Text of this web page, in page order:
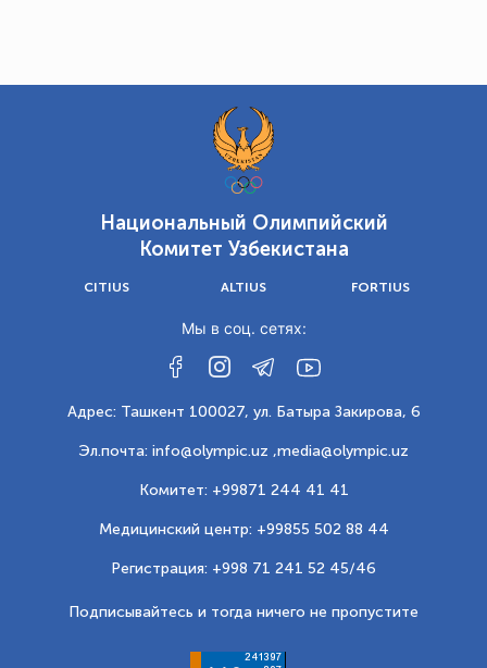
Национальный Олимпийский
Комитет Узбекистана
CITIUS ALTIUS FORTIUS
Мы в соц. сетях:
Адрес: Ташкент 100027, ул. Батыра Закирова, 6
Эл.почта: info@olympic.uz ,media@olympic.uz
Комитет: +99871 244 41 41
Медицинский центр: +99855 502 88 44
Регистрация: +998 71 241 52 45/46
Подписывайтесь и тогда ничего не пропустите